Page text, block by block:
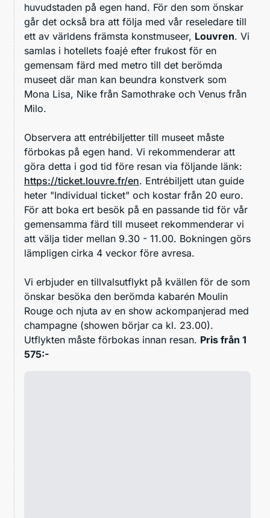
huvudstaden på egen hand. För den som önskar
går det också bra att följa med vår reseledare till
ett av världens främsta konstmuseer, Louvren. Vi
samlas i hotellets foajé efter frukost för en
gemensam färd med metro till det berömda
museet där man kan beundra konstverk som
Mona Lisa, Nike från Samothrake och Venus från
Milo.
Observera att entrébiljetter till museet måste
förbokas på egen hand. Vi rekommenderar att
göra detta i god tid före resan via följande länk:
https://ticket.louvre.fr/en. Entrébiljett utan guide
heter "Individual ticket" och kostar från 20 euro.
För att boka ert besök på en passande tid för vår
gemensamma färd till museet rekommenderar vi
att välja tider mellan 9.30 - 11.00. Bokningen görs
lämpligen cirka 4 veckor före avresa.
Vi erbjuder en tillvalsutflykt på kvällen för de som
önskar besöka den berömda kabarén Moulin
Rouge och njuta av en show ackompanjerad med
champagne (showen börjar ca kl. 23.00).
Utflykten måste förbokas innan resan. Pris från 1
575:-